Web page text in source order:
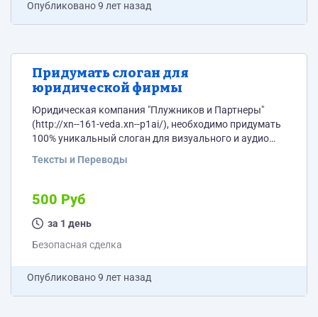
Опубликовано9 лет назад
Придумать слоган для
юридической фирмы
Юридическая компания "Плужников и Партнеры"
(http://xn--161-veda.xn--p1ai/), необходимо придумать
100% уникальный слоган для визуального и аудио
прилагаю.
Тексты и Переводы
500 Руб
за 1 день
Безопасная сделка
Опубликовано9 лет назад